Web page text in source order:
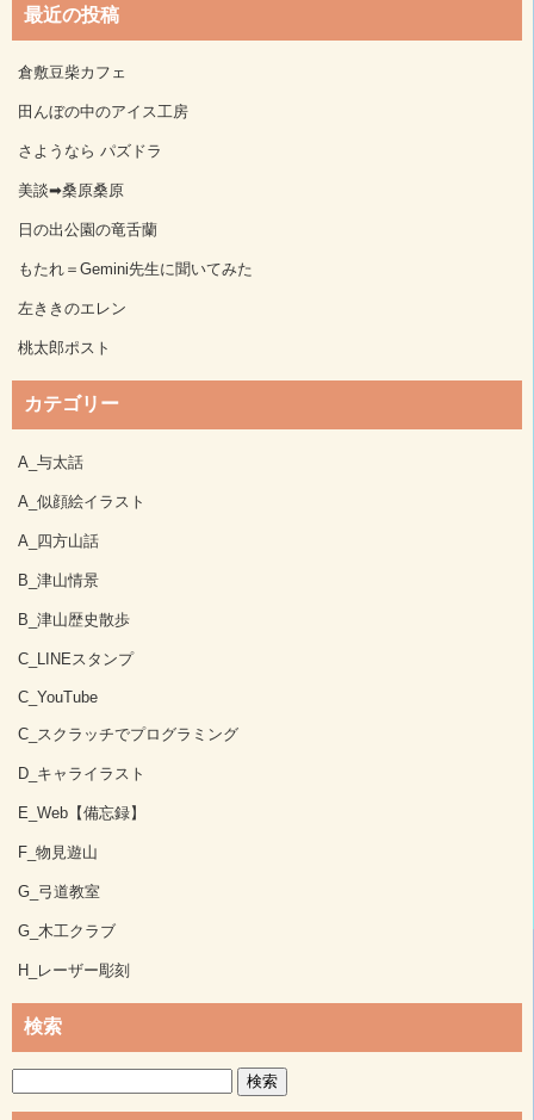
最近の投稿
倉敷豆柴カフェ
田んぼの中のアイス工房
さようなら パズドラ
美談➡桑原桑原
日の出公園の竜舌蘭
もたれ＝Gemini先生に聞いてみた
左ききのエレン
桃太郎ポスト
カテゴリー
A_与太話
A_似顔絵イラスト
A_四方山話
B_津山情景
B_津山歴史散歩
C_LINEスタンプ
C_YouTube
C_スクラッチでプログラミング
D_キャライラスト
E_Web【備忘録】
F_物見遊山
G_弓道教室
G_木工クラブ
H_レーザー彫刻
検索